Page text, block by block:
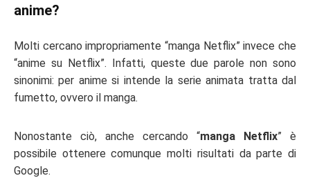
anime?
Molti cercano impropriamente “manga Netflix” invece che
“anime su Netflix”. Infatti, queste due parole non sono
sinonimi: per anime si intende la serie animata tratta dal
fumetto, ovvero il manga.
Nonostante ciò, anche cercando “manga Netflix” è
possibile ottenere comunque molti risultati da parte di
Google.